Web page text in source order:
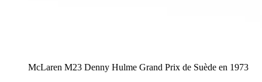
McLaren M23 Denny Hulme Grand Prix de Suède en 1973